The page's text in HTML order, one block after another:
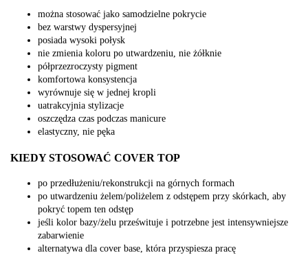
można stosować jako samodzielne pokrycie
bez warstwy dyspersyjnej
posiada wysoki połysk
nie zmienia koloru po utwardzeniu, nie żółknie
półprzezroczysty pigment
komfortowa konsystencja
wyrównuje się w jednej kropli
uatrakcyjnia stylizacje
oszczędza czas podczas manicure
elastyczny, nie pęka
KIEDY STOSOWAĆ COVER TOP
po przedłużeniu/rekonstrukcji na górnych formach
po utwardzeniu żelem/poliżelem z odstępem przy skórkach, aby
pokryć topem ten odstęp
jeśli kolor bazy/żelu prześwituje i potrzebne jest intensywniejsze
zabarwienie
alternatywa dla cover base, która przyspiesza pracę